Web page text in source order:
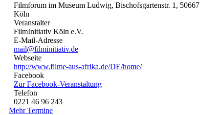
Filmforum im Museum Ludwig, Bischofsgartenstr. 1, 50667
Köln
Veranstalter
FilmInitiativ Köln e.V.
E-Mail-Adresse
mail@filminitiativ.de
Webseite
http://www.filme-aus-afrika.de/DE/home/
Facebook
Zur Facebook-Veranstaltung
Telefon
0221 46 96 243
Mehr Termine